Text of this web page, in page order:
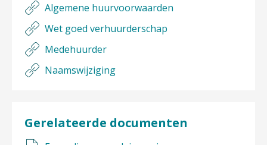
Algemene huurvoorwaarden
Wet goed verhuurderschap
Medehuurder
Naamswijziging
Gerelateerde documenten